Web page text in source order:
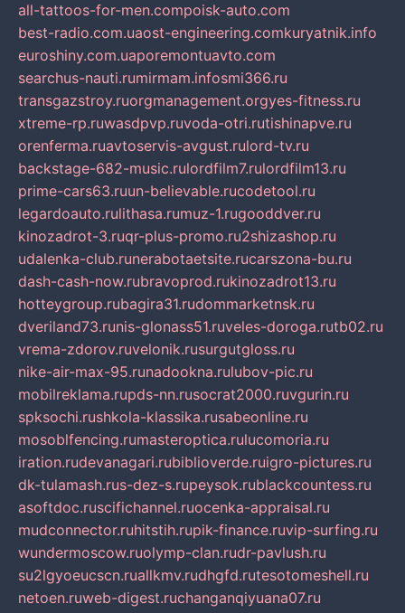
all-tattoos-for-men.compoisk-auto.com
best-radio.com.uaost-engineering.comkuryatnik.info
euroshiny.com.uaporemontuavto.com
searchus-nauti.rumirmam.infosmi366.ru
transgazstroy.ruorgmanagement.orgyes-fitness.ru
xtreme-rp.ruwasdpvp.ruvoda-otri.rutishinapve.ru
orenferma.ruavtoservis-avgust.rulord-tv.ru
backstage-682-music.rulordfilm7.rulordfilm13.ru
prime-cars63.ruun-believable.rucodetool.ru
legardoauto.rulithasa.rumuz-1.rugooddver.ru
kinozadrot-3.ruqr-plus-promo.ru2shizashop.ru
udalenka-club.runerabotaetsite.rucarszona-bu.ru
dash-cash-now.rubravoprod.rukinozadrot13.ru
hotteygroup.rubagira31.rudommarketnsk.ru
dveriland73.runis-glonass51.ruveles-doroga.rutb02.ru
vrema-zdorov.ruvelonik.rusurgutgloss.ru
nike-air-max-95.runadookna.rulubov-pic.ru
mobilreklama.rupds-nn.rusocrat2000.ruvgurin.ru
spksochi.rushkola-klassika.rusabeonline.ru
mosoblfencing.rumasteroptica.rulucomoria.ru
iration.rudevanagari.rubiblioverde.ruigro-pictures.ru
dk-tulamash.rus-dez-s.rupeysok.rublackcountess.ru
asoftdoc.ruscifichannel.ruocenka-appraisal.ru
mudconnector.ruhitstih.rupik-finance.ruvip-surfing.ru
wundermoscow.ruolymp-clan.rudr-pavlush.ru
su2lgyoeucscn.ruallkmv.rudhgfd.rutesotomeshell.ru
netoen.ruweb-digest.ruchanganqiyuana07.ru